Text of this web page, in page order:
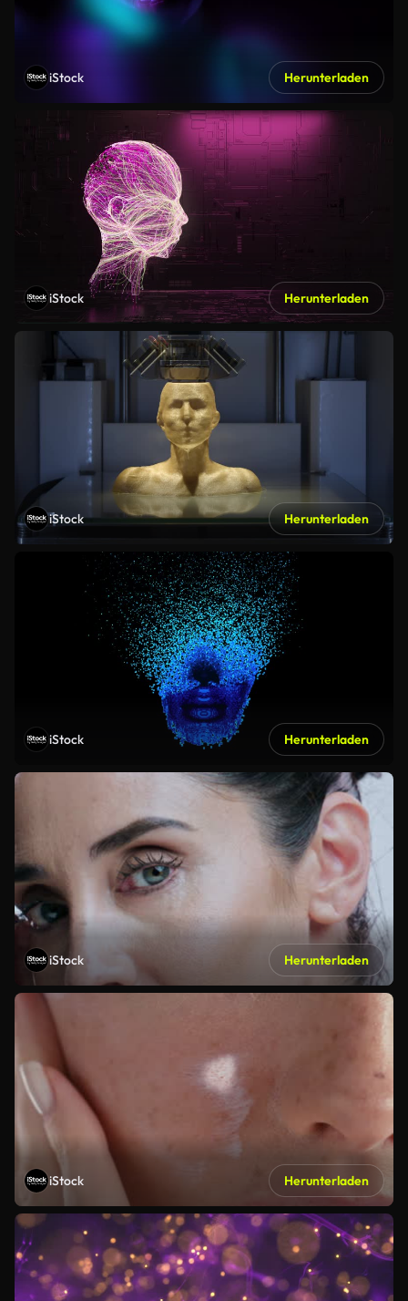
iStock Herunterladen
iStock Herunterladen
iStock Herunterladen
iStock Herunterladen
iStock Herunterladen
iStock Herunterladen